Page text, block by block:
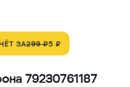
ЗА299 ₽5 ₽
79230761187